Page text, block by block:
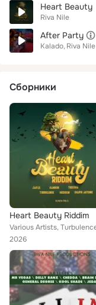
Heart Beauty
Riva Nile
After Party
Kalado Riva Nile
Сборники
Heart Beauty Riddim
2026